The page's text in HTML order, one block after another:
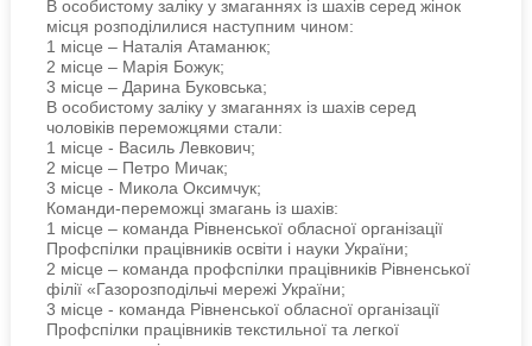
В особистому заліку у змаганнях із шахів серед жінок
місця розподілилися наступним чином:
1 місце – Наталія Атаманюк;
2 місце – Марія Божук;
3 місце – Дарина Буковська;
В особистому заліку у змаганнях із шахів серед
чоловіків переможцями стали:
1 місце - Василь Левкович;
2 місце – Петро Мичак;
3 місце - Микола Оксимчук;
Команди-переможці змагань із шахів:
1 місце – команда Рівненської обласної організації
Профспілки працівників освіти і науки України;
2 місце – команда профспілки працівників Рівненської
філії «Газорозподільчі мережі України;
3 місце - команда Рівненської обласної організації
Профспілки працівників текстильної та легкої